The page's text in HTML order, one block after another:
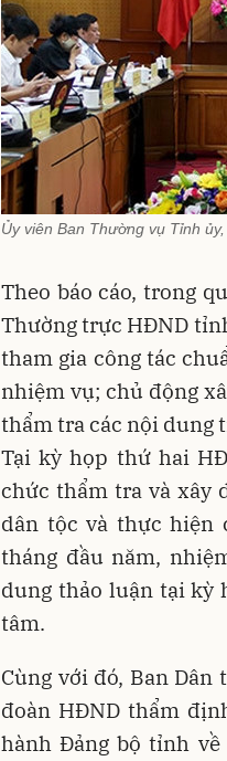
Ủy viên Ban Thường vụ Tỉnh
Theo báo cáo, trong
Thường trực HĐND
tham gia công tác
nhiệm vụ; chủ động
thẩm tra các nội dung
Tại kỳ họp thứ hai
chức thẩm tra và xây
dân tộc và thực hiện
tháng đầu năm,
dung thảo luận tại kỳ
tâm.
Cùng với đó, Ban
đoàn HĐND thẩm
hành Đảng bộ tỉnh